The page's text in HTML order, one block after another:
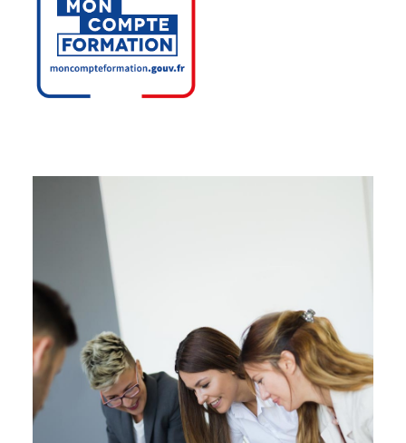
ENTREPRISES
ACTUALITÉS
PRÉ-INSCRIPTION